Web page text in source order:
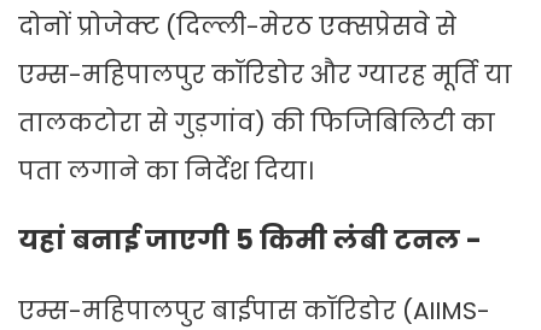
दोनों प्रोजेक्ट (दिल्ली-मेरठ एक्सप्रेसवे से
एम्स-महिपालपुर कॉरिडोर और ग्यारह मूर्ति या
तालकटोरा से गुड़गांव) की फिजिबिलिटी का
पता लगाने का निर्देश दिया।
यहां बनाई जाएगी 5 किमी लंबी टनल -
एम्स-महिपालपुर बाईपास कॉरिडोर (AIIMS-